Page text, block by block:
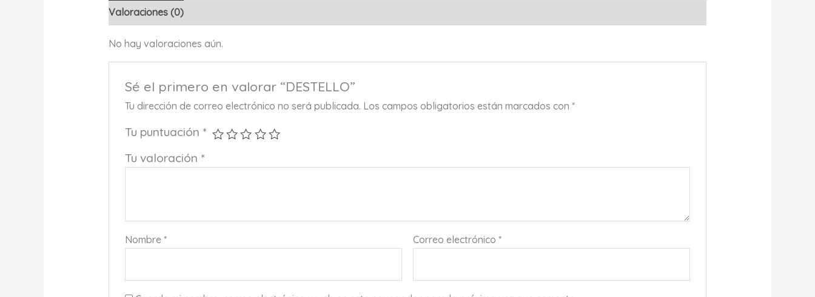
Valoraciones (0)
No hay valoraciones aún.
Sé el primero en valorar “DESTELLO”
Tu dirección de correo electrónico no será publicada. Los campos obligatorios están marcados con*
Tu puntuación *
Tu valoración *
Nombre* Correo electrónico*